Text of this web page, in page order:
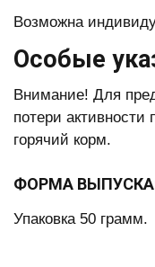
Возможна
Особые
Внимание! Для
потери активности
горячий корм.
ФОРМА
Упаковка 50 грамм.